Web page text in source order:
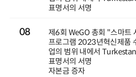
표명서의 서명
08
제6회 WeGO 총회 "스마트
프로그램 2023년혁신제품
업의 범위 내에서
표명서의 서명
자본금 증자